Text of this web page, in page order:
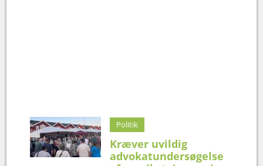
Politik
Kræver uvildig
advokatundersøgelse